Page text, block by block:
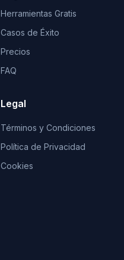
Herramientas Gratis
Casos de Éxito
Precios
FAQ
Legal
Términos y Condiciones
Política de Privacidad
Cookies